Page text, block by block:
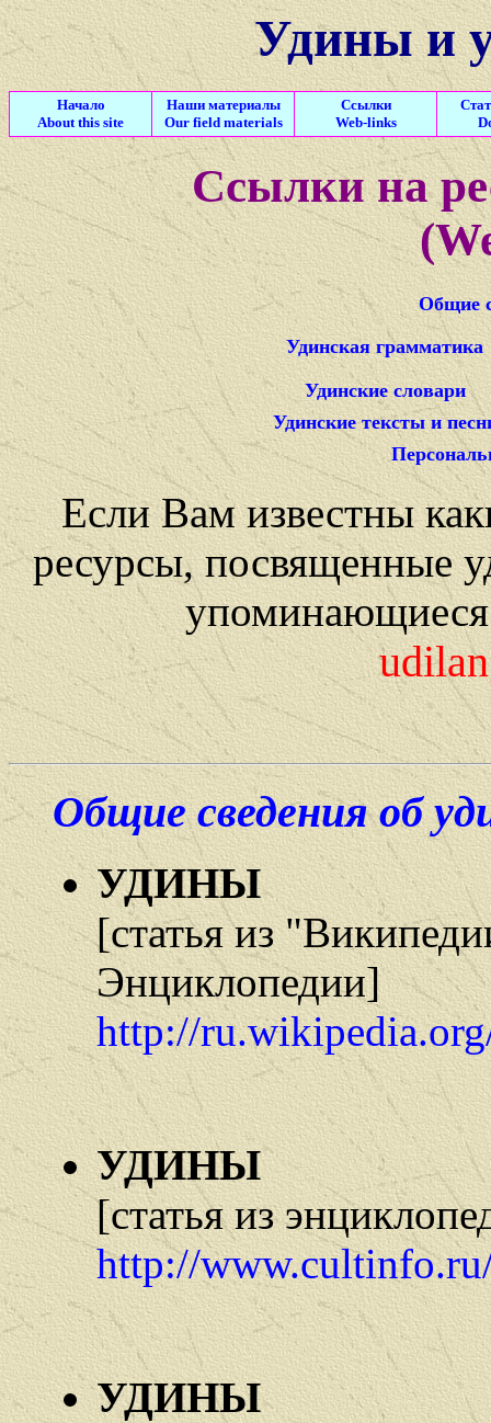
Удины и
Начало
About this site
Наши материалы
Our field materials
Ссылки
Web-links
Cсылки на
Общие
Удинская грамматика
Удинские словари
Удинские тексты и
Если Вам известны
ресурсы, посвященные
Общие сведения об
УДИНЫ
[статья из
Энциклопедии]
http://
УДИНЫ
[статья из
http://
УДИНЫ